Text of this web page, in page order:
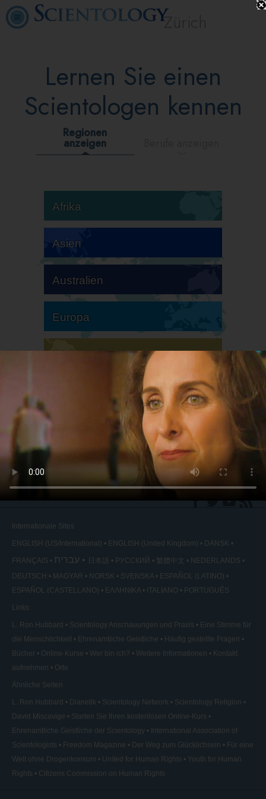
Zürich
Lernen Sie einen
Scientologen kennen
Regionen
anzeigen
Afrika
Asien
Australien
Europa
Südamerika
Internationale Sites
ENGLISH (US/International) ENGLISH (United Kingdom) DANSK
FRANÇAIS עברית 日本語 РУССКИЙ 繁體中文
NEDERLANDS
DEUTSCH
MAGYAR NORSK SVENSKA
ESPAÑOL (LATINO)
ESPAÑOL (CASTELLANO)
ΕΛΛΗΝΙΚA ITALIANO PORTUGUÊS
Links
L. Ron Hubbard Scientology Anschauungen und Praxis
Eine Stimme für
die Menschlichkeit
Ehrenamtliche Geistliche
Häufig gestellte Fragen
Bücher
Online-Kurse Wer bin ich? Weitere Informationen
Kontakt
aufnehmen
Orte
Ähnliche Seiten
L. Ron Hubbard Dianetik Scientology Network
Scientology Religion
David Miscavige
Starten Sie Ihren kostenlosen Online-Kurs
Ehrenamtliche Geistliche der Scientology
International Association of
Scientologists
Freedom Magazine Der Weg zum Glücklichsein
Für eine
Welt ohne Drogenkonsum
United for Human Rights
Youth for Human
Rights
Citizens Commission on Human Rights